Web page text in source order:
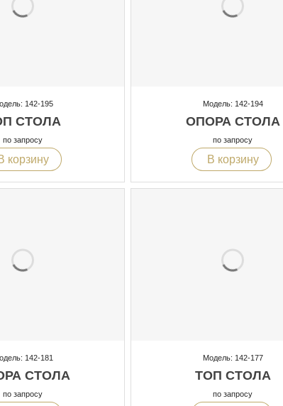
142-195
СТОЛА
по запросу
корзину
Модель: 142-194
ОПОРА СТОЛА
по запросу
В корзину
142-181
СТОЛА
по запросу
Модель: 142-177
ТОП СТОЛА
по запросу